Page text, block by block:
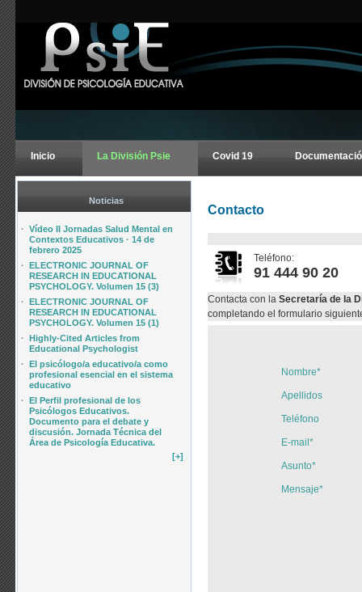
Inicio La División Psie Covid 19
Noticias
· Vídeo II Jornadas Salud Mental en
Contextos Educativos · 14 de
febrero 2025
· ELECTRONIC JOURNAL OF
RESEARCH IN EDUCATIONAL
PSYCHOLOGY. Volumen 15 (3)
· ELECTRONIC JOURNAL OF
RESEARCH IN EDUCATIONAL
PSYCHOLOGY. Volumen 15 (1)
· Highly-Cited Articles from
Educational Psychologist
· El psicólogo/a educativo/a como
profesional esencial en el sistema
educativo
· El Perfil profesional de los
Psicólogos Educativos.
Documento para el debate y
discusión. Jornada Técnica del
Área de Psicología Educativa.
[+]
Contacto
Teléfono:
91 444 90 20
Contacta con la Secretaría de la
completando el formulario
Nombre*
Apellidos
Teléfono
E-mail*
Asunto*
Mensaje*